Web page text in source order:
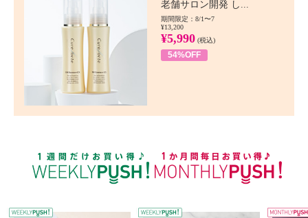
老舗サロン開発 し...
期間限定：8/1〜7
¥13,200
¥5,990 (税込)
54%OFF
WEEKLY PUSH